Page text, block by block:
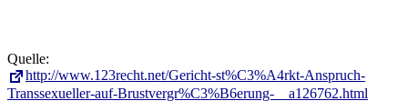
Quelle:
http://www.123recht.net/Gericht-st%C3%A4rkt-Anspruch-
Transsexueller-auf-Brustvergr%C3%B6erung-__a126762.html